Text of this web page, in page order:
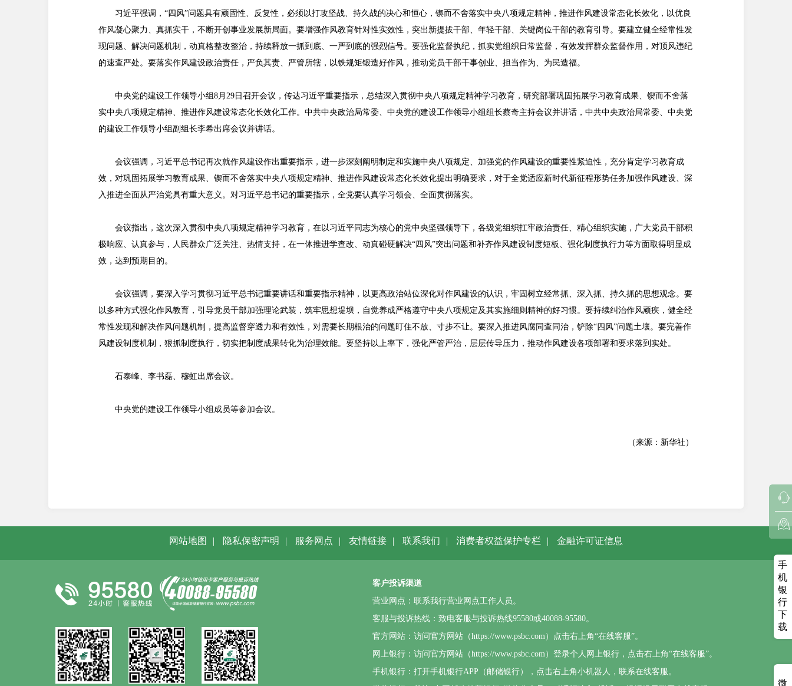
习近平强调，“四风”问题具有顽固性、反复性，必须以打攻坚战、持久战的决心和恒心，锲而不舍落实中央八项规定精神，推进作风建设常态化长效化，以优良
作风凝心聚力、真抓实干，不断开创事业发展新局面。要增强作风教育针对性实效性，突出新提拔干部、年轻干部、关键岗位干部的教育引导。要建立健全经常性发
现问题、解决问题机制，动真格整改整治，持续释放一抓到底、一严到底的强烈信号。要强化监督执纪，抓实党组织日常监督，有效发挥群众监督作用，对顶风违纪
的速查严处。要落实作风建设政治责任，严负其责、严管所辖，以铁规矩锻造好作风，推动党员干部干事创业、担当作为、为民造福。
中央党的建设工作领导小组8月29日召开会议，传达习近平重要指示，总结深入贯彻中央八项规定精神学习教育，研究部署巩固拓展学习教育成果、锲而不舍落
实中央八项规定精神、推进作风建设常态化长效化工作。中共中央政治局常委、中央党的建设工作领导小组组长蔡奇主持会议并讲话，中共中央政治局常委、中央党
的建设工作领导小组副组长李希出席会议并讲话。
会议强调，习近平总书记再次就作风建设作出重要指示，进一步深刻阐明制定和实施中央八项规定、加强党的作风建设的重要性紧迫性，充分肯定学习教育成
效，对巩固拓展学习教育成果、锲而不舍落实中央八项规定精神、推进作风建设常态化长效化提出明确要求，对于全党适应新时代新征程形势任务加强作风建设、深
入推进全面从严治党具有重大意义。对习近平总书记的重要指示，全党要认真学习领会、全面贯彻落实。
会议指出，这次深入贯彻中央八项规定精神学习教育，在以习近平同志为核心的党中央坚强领导下，各级党组织扛牢政治责任、精心组织实施，广大党员干部积
极响应、认真参与，人民群众广泛关注、热情支持，在一体推进学查改、动真碰硬解决“四风”突出问题和补齐作风建设制度短板、强化制度执行力等方面取得明显成
效，达到预期目的。
会议强调，要深入学习贯彻习近平总书记重要讲话和重要指示精神，以更高政治站位深化对作风建设的认识，牢固树立经常抓、深入抓、持久抓的思想观念。要
以多种方式强化作风教育，引导党员干部加强理论武装，筑牢思想堤坝，自觉养成严格遵守中央八项规定及其实施细则精神的好习惯。要持续纠治作风顽疾，健全经
常性发现和解决作风问题机制，提高监督穿透力和有效性，对需要长期根治的问题盯住不放、寸步不让。要深入推进风腐同查同治，铲除“四风”问题土壤。要完善作
风建设制度机制，狠抓制度执行，切实把制度成果转化为治理效能。要坚持以上率下，强化严管严治，层层传导压力，推动作风建设各项部署和要求落到实处。
石泰峰、李书磊、穆虹出席会议。
中央党的建设工作领导小组成员等参加会议。
（来源：新华社）
网站地图 | 隐私保密声明 | 服务网点 | 友情链接 | 联系我们 | 消费者权益保护专栏 | 金融许可证信息
客户投诉渠道
营业网点：联系我行营业网点工作人员。
客服与投诉热线：致电客服与投诉热线95580或40088-95580。
官方网站：访问官方网站（https://www.psbc.com）点击右上角“在线客服”。
网上银行：访问官方网站（https://www.psbc.com）登录个人网上银行，点击右上角“在线客服”。
手机银行：打开手机银行APP（邮储银行），点击右上角小机器人，联系在线客服。
手
机
银
行
下
载
微